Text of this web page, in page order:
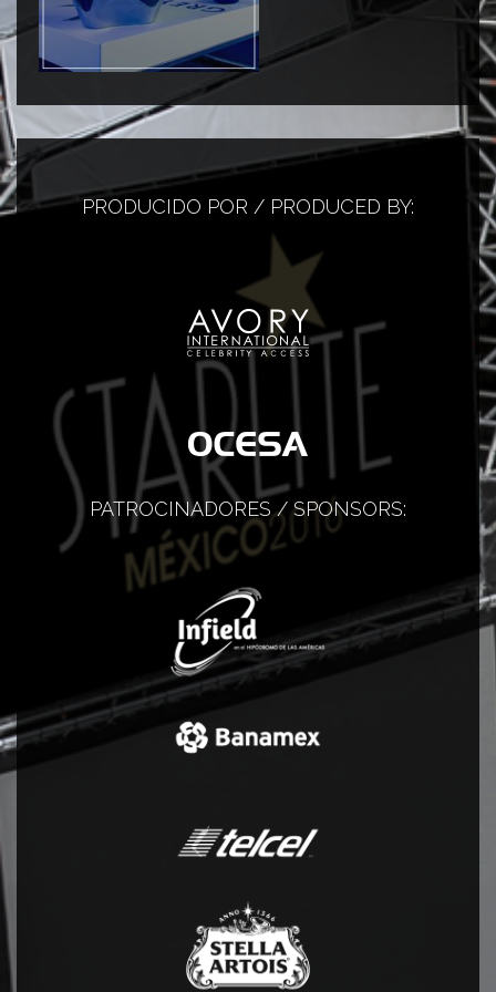
PRODUCIDO POR / PRODUCED BY:
PATROCINADORES / SPONSORS: